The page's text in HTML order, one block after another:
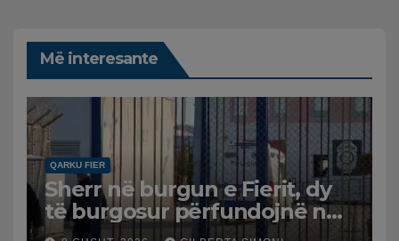
Më interesante
QARKU FIER
Sherr në burgun e Fierit, dy
të burgosur përfundojnë në
spital